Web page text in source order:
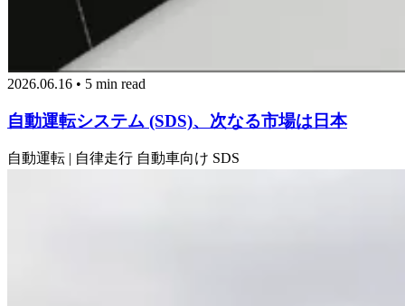
2026.06.16 • 5 min read
自動運転システム (SDS)、次なる市場は日本
自動運転 | 自律走行 自動車向け SDS